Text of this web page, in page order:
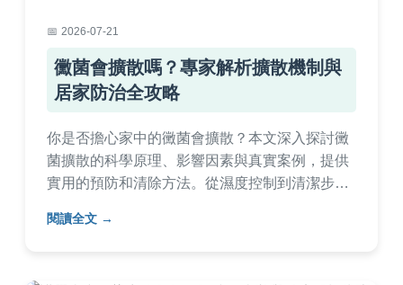
2026-07-21
黴菌會擴散嗎？專家解析擴散機制與
居家防治全攻略
你是否擔心家中的黴菌會擴散？本文深入探討黴
菌擴散的科學原理、影響因素與真實案例，提供
實用的預防和清除方法。從濕度控制到清潔步
延，保護居家環境健康。內容基於專業知識與個
閱讀全文